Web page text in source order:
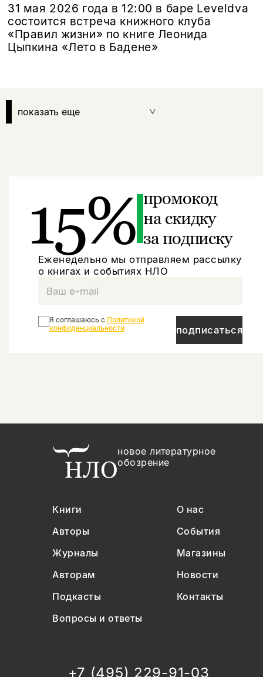
31 мая 2026 года в 12:00 в баре Leveldva
состоится встреча книжного клуба
«Правил жизни» по книге Леонида
Цыпкина «Лето в Бадене»
показать еще
15% промокод
на скидку
за подписку
Еженедельно мы отправляем рассылку
о книгах и событиях НЛО
подписаться
Я соглашаюсь с Политикой
конфиденциальности
новое литературное
обозрение
Книги
О нас
Авторы
События
Журналы
Магазины
Авторам
Новости
Подкасты
Контакты
Вопросы и ответы
+7 (495) 229-91-03